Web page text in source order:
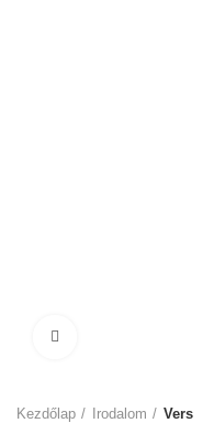
Kezdőlap Irodalom Vers